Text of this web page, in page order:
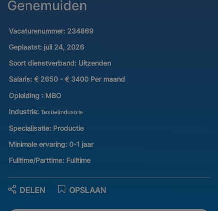
Genemuiden
Vacaturenummer: 234869
Geplaatst: juli 24, 2026
Soort dienstverband: Uitzenden
Salaris: € 2650 - € 3400 Per maand
Opleiding : MBO
Industrie: Textielindustrie
Specialisatie: Productie
Minimale ervaring: 0-1 jaar
Fulltime/Parttime: Fulltime
OPSLAAN
DELEN